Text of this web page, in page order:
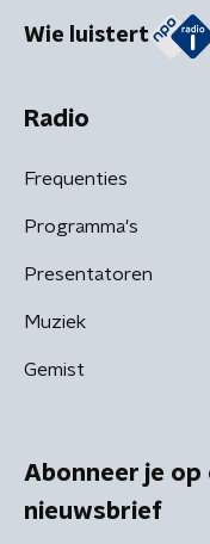
Wie luistert
Radio
Frequenties
Programma's
Presentatoren
Muziek
Gemist
Abonneer je op
nieuwsbrief